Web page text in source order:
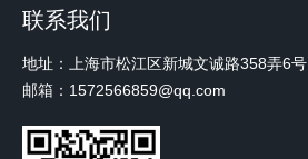
联系我们
地址：上海市松江区新城文诚路358弄6号
邮箱：1572566859@qq.com